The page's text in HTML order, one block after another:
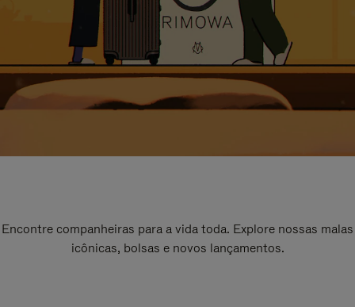
Encontre companheiras para a vida toda. Explore nossas malas
icônicas, bolsas e novos lançamentos.